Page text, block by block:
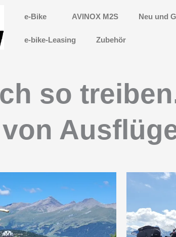
e-Bike AVINOX M2S Neu und
e-bike-Leasing Zubehör
so
von